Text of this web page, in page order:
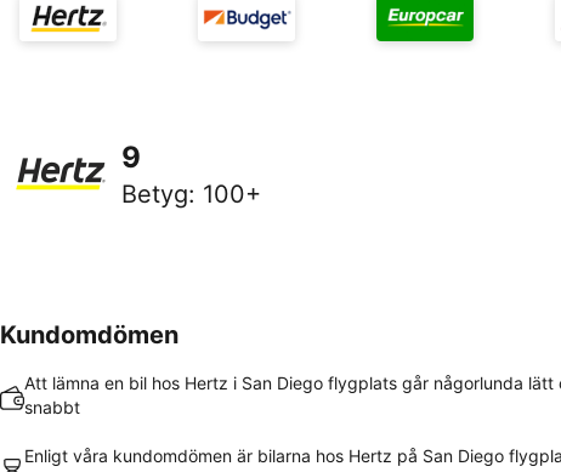
9
Betyg: 100+
Kundomdömen
Att lämna en bil hos Hertz i San Diego flygplats går någorlunda lätt
snabbt
Enligt våra kundomdömen är bilarna hos Hertz på San Diego